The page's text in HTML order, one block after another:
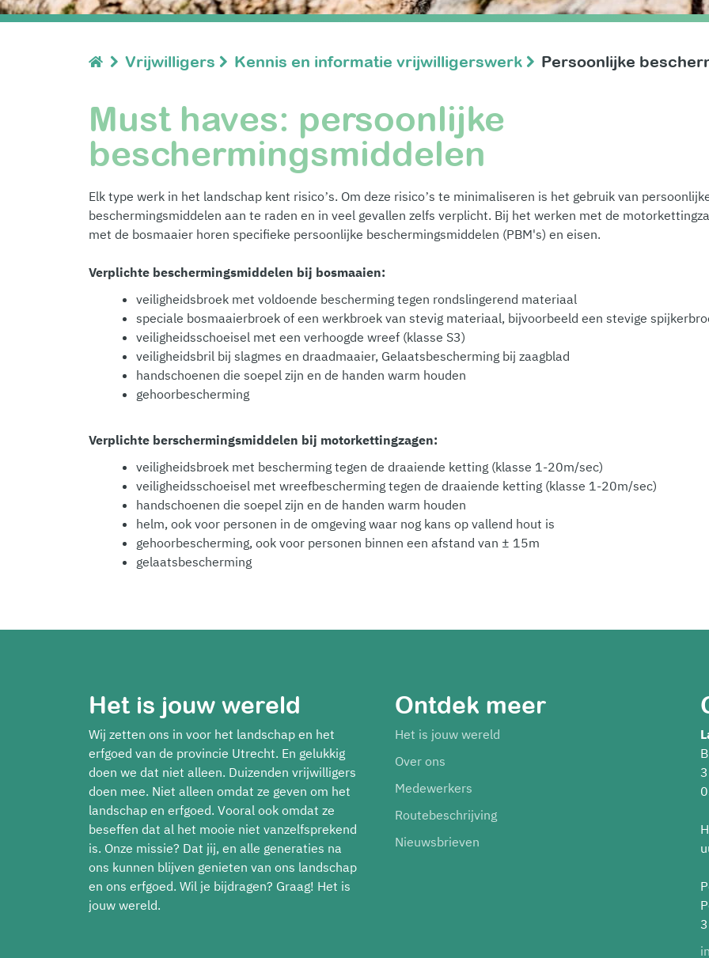
Vrijwilligers Kennis en informatie vrijwilligerswerk Persoonlijke
Must haves: persoonlijke
beschermingsmiddelen
Elk type werk in het landschap kent risico’s. Om deze risico’s te minimaliseren is het gebruik van
beschermingsmiddelen aan te raden en in veel gevallen zelfs verplicht. Bij het werken met de
met de bosmaaier horen specifieke persoonlijke beschermingsmiddelen (PBM's) en eisen.
Verplichte beschermingsmiddelen bij bosmaaien:
veiligheidsbroek met voldoende bescherming tegen rondslingerend materiaal
speciale bosmaaierbroek of een werkbroek van stevig materiaal, bijvoorbeeld een stevige
veiligheidsschoeisel met een verhoogde wreef (klasse S3)
veiligheidsbril bij slagmes en draadmaaier, Gelaatsbescherming bij zaagblad
handschoenen die soepel zijn en de handen warm houden
gehoorbescherming
Verplichte berschermingsmiddelen bij motorkettingzagen:
veiligheidsbroek met bescherming tegen de draaiende ketting (klasse 1-20m/sec)
veiligheidsschoeisel met wreefbescherming tegen de draaiende ketting (klasse 1-20m/sec)
handschoenen die soepel zijn en de handen warm houden
helm, ook voor personen in de omgeving waar nog kans op vallend hout is
gehoorbescherming, ook voor personen binnen een afstand van ± 15m
gelaatsbescherming
Het is jouw wereld
Wij zetten ons in voor het landschap en het
erfgoed van de provincie Utrecht. En gelukkig
doen we dat niet alleen. Duizenden vrijwilligers
doen mee. Niet alleen omdat ze geven om het
landschap en erfgoed. Vooral ook omdat ze
beseffen dat al het mooie niet vanzelfsprekend
is. Onze missie? Dat jij, en alle generaties na
ons kunnen blijven genieten van ons landschap
en ons erfgoed. Wil je bijdragen? Graag! Het is
jouw wereld.
Ontdek meer
Het is jouw wereld
Over ons
Medewerkers
Routebeschrijving
Nieuwsbrieven